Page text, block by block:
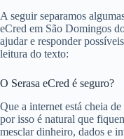
A seguir separamos
eCred em São Domingos
ajudar e responder
leitura do texto:
O Serasa eCred é seguro?
Que a internet está cheia
por isso é natural que
mesclar dinheiro, dados e